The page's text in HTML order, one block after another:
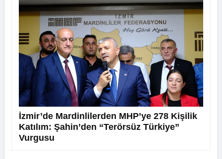
İzmir’de Mardinlilerden MHP’ye 278 Kişilik
Katılım: Şahin’den “Terörsüz Türkiye”
Vurgusu